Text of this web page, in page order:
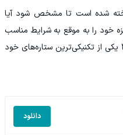
شده است تا مشخص شود آیا
خود را به موقع به شرایط مناسب
برساند یا اینکه ژاپن در جام جهانی ۲۰۲۶ یکی از تکنیکی‌ترین ستاره‌های خود
دانلود